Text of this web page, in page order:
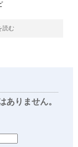
読む
ありません。